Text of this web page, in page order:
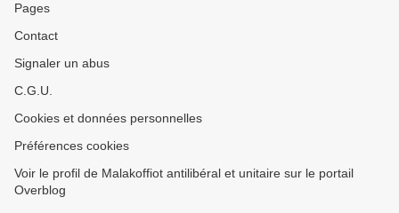
Pages
Contact
Signaler un abus
C.G.U.
Cookies et données personnelles
Préférences cookies
Voir le profil de Malakoffiot antilibéral et unitaire sur le portail
Overblog